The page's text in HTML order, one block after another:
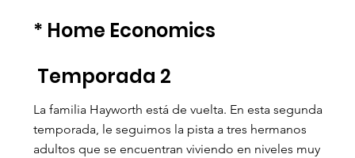
* Home Economics
Temporada 2
La familia Hayworth está de vuelta. En esta segunda
temporada, le seguimos la pista a tres hermanos
adultos que se encuentran viviendo en niveles muy